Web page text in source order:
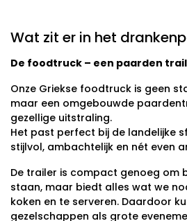
Wat zit er in het
De foodtruck – een paarden
Onze Griekse foodtruck is geen
maar een omgebouwde
gezellige uitstraling.
Het past perfect bij de landelijke
stijlvol, ambachtelijk en nét even
De trailer is compact genoeg om
staan, maar biedt alles wat we
koken en te serveren. Daardoor
gezelschappen als grote